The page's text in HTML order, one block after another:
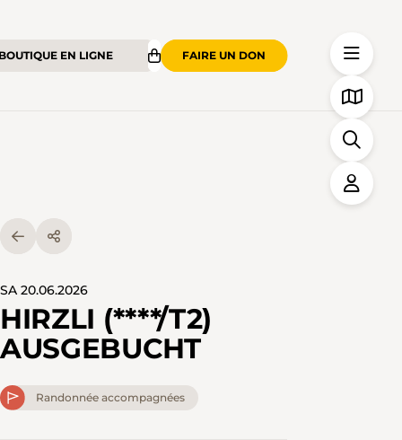
BOUTIQUE EN LIGNE FAIRE UN DON
SA 20.06.2026
HIRZLI (****/T2)
AUSGEBUCHT
Randonnée accompagnées